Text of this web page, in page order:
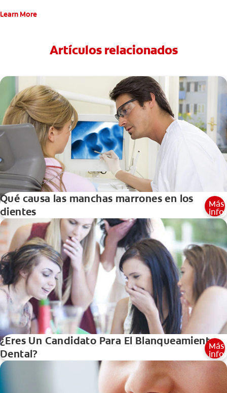
Learn More
Artículos relacionados
Qué causa las manchas marrones en los
dientes
Más
¿Eres Un Candidato Para El Blanqueamiento
Dental?
Más